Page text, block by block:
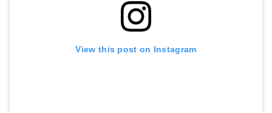
View this post on Instagram